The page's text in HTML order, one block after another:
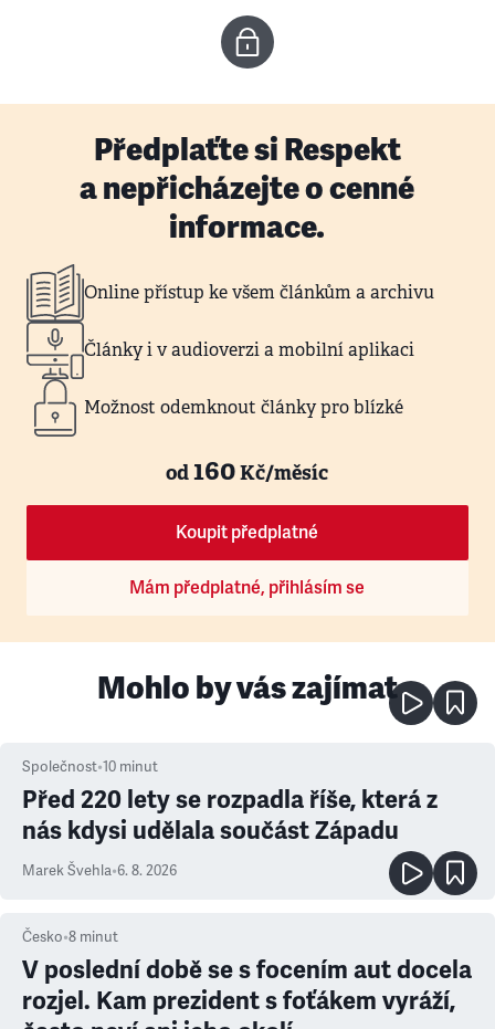
Předplaťte si Respekt
a nepřicházejte o cenné
informace.
Online přístup ke všem článkům a archivu
Články i v audioverzi a mobilní aplikaci
Možnost odemknout články pro blízké
od160Kč/měsíc
Koupit předplatné
Mám předplatné, přihlásím se
Mohlo by vás zajímat
Společnost•10 minut
Před 220 lety se rozpadla říše, která z
nás kdysi udělala součást Západu
Marek Švehla•6. 8. 2026
Česko•8 minut
V poslední době se s focením aut docela
rozjel. Kam prezident s foťákem vyráží,